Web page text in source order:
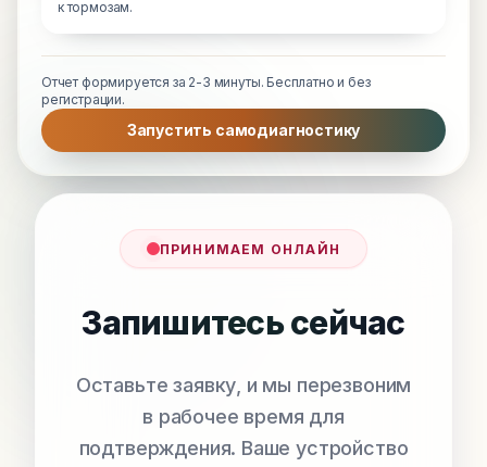
к тормозам.
Отчет формируется за 2-3 минуты. Бесплатно и без
регистрации.
Запустить самодиагностику
ПРИНИМАЕМ ОНЛАЙН
Запишитесь сейчас
Оставьте заявку, и мы перезвоним
в рабочее время для
подтверждения. Ваше устройство